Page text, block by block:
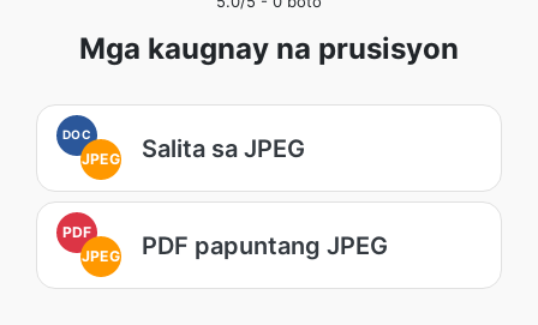
Mga kaugnay na prusisyon
DOC
JPEG Salita sa JPEG
PDF
JPEG
PDF papuntang JPEG